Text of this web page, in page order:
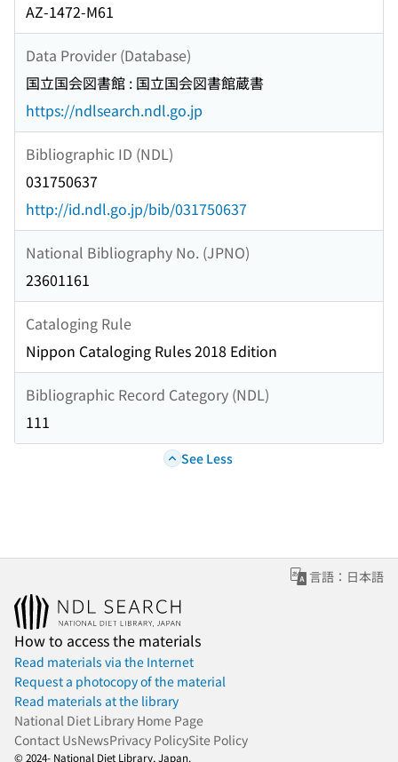
AZ-1472-M61
Data Provider (Database)
国立国会図書館 : 国立国会図書館蔵書
https://ndlsearch.ndl.go.jp
Bibliographic ID (NDL)
031750637
http://id.ndl.go.jp/bib/031750637
National Bibliography No. (JPNO)
23601161
Cataloging Rule
Nippon Cataloging Rules 2018 Edition
Bibliographic Record Category (NDL)
111
See Less
言語：日本語
How to access the materials
Read materials via the Internet
Request a photocopy of the material
Read materials at the library
National Diet Library Home Page
Contact UsNewsPrivacy PolicySite Policy
© 2024- National Diet Library, Japan.